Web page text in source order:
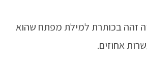
זהה בכותרת למילת מפתח שהוא
אחוזים.